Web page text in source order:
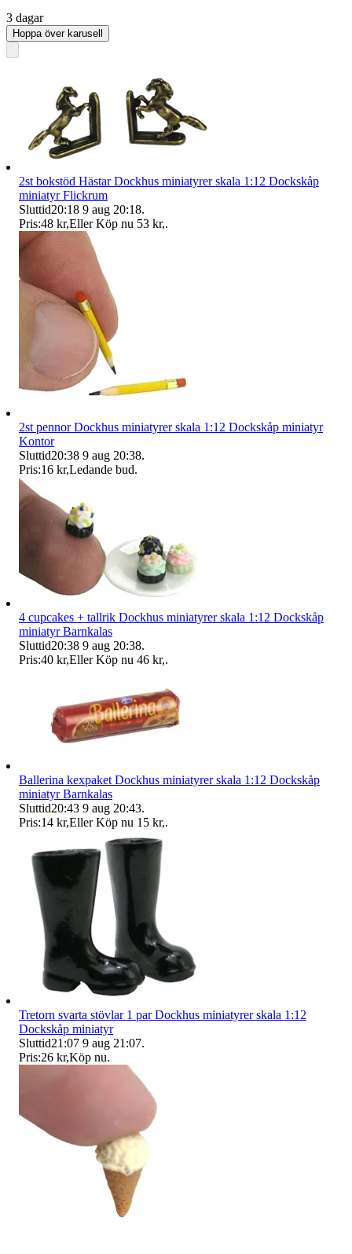
3 dagar
Hoppa över karusell
2st bokstöd Hästar Dockhus miniatyrer skala 1:12 Dockskåp
miniatyr Flickrum
Sluttid20:18 9 aug 20:18.
Pris:48 kr,Eller Köp nu 53 kr,.
2st pennor Dockhus miniatyrer skala 1:12 Dockskåp miniatyr
Kontor
Sluttid20:38 9 aug 20:38.
Pris:16 kr,Ledande bud.
4 cupcakes + tallrik Dockhus miniatyrer skala 1:12 Dockskåp
miniatyr Barnkalas
Sluttid20:38 9 aug 20:38.
Pris:40 kr,Eller Köp nu 46 kr,.
Ballerina kexpaket Dockhus miniatyrer skala 1:12 Dockskåp
miniatyr Barnkalas
Sluttid20:43 9 aug 20:43.
Pris:14 kr,Eller Köp nu 15 kr,.
Tretorn svarta stövlar 1 par Dockhus miniatyrer skala 1:12
Dockskåp miniatyr
Sluttid21:07 9 aug 21:07.
Pris:26 kr,Köp nu.